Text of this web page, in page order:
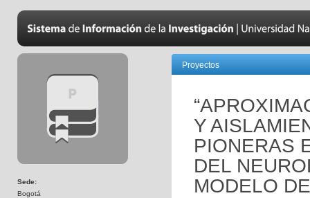
Sede:
Bogotá
Proyectos
Y
PIONERAS
DEL
MODELO